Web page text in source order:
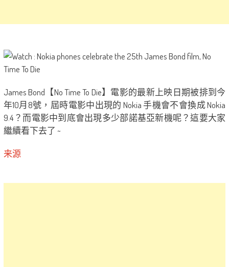
James Bond【No Time To Die】電影的最新上映日期被排到今
年10月8號，屆時電影中出現的 Nokia 手機會不會換成 Nokia
9.4？而電影中到底會出現多少部諾基亞新機呢？這要大家
繼續看下去了 ~
来源